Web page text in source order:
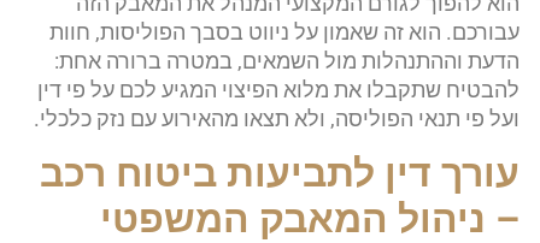
עבורכם. הוא זה שאמון על ניווט בסבך הפוליסות, חוות
הדעת וההתנהלות מול השמאים, במטרה ברורה אחת:
להבטיח שתקבלו את מלוא הפיצוי המגיע לכם על פי דין
ועל פי תנאי הפוליסה, ולא תצאו מהאירוע עם נזק כלכלי.
עורך דין לתביעות ביטוח רכב
– ניהול המאבק המשפטי